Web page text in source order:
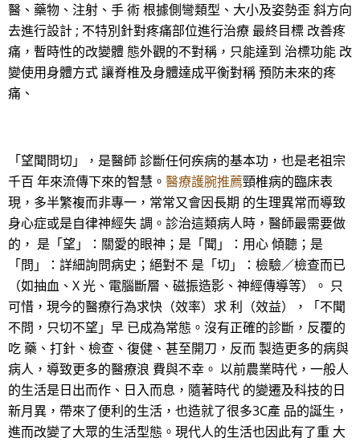
醫、藥物、注射、手 術 根據側彎類型、大小及姿勢歪 斜方向
去進行設計 ; 不特別針對疼痛部位進行治療 最終目標 改善疼
痛，暫時性的改變體 態外觀的不對稱，只能達到 治標功能 改
變使用身體方式 讓脊椎及身體達成平衡對稱 預防未來的疼
痛、
「望聞問切」，是醫師 診斷任何疾病的基本功，也是老祖宗
千百 年來流傳下來的智慧。 醫療護腕推薦頸椎病的臨床表
現，多半繁複而非專一，常常又會因長期 的生理異常而導致
身心症或是自律神經失 調。診治這類病人時，醫師最需要做
的， 是「望」：關愛的眼神；是「聞」：用心 傾聽；是
「問」：詳細詢問病史；絕對不 是「切」：檢驗／檢查而已
（如抽血、X 光、電腦斷層、磁振造影、神經傳導等）。 只
可惜，現今的醫療行為求快（效率）求 利（效益），「不聞
不問，只切不望」早 已成為常態。沒有正確的診斷，反覆的
吃 藥、打針、檢查、復健、甚至開刀，反而 製造更多的病與
病人，導致更多的醫療浪 費與不幸。 以前農業時代，一般人
的生活是日出而作、日入而息，隨著時代 的變遷及科技的日
新月異，帶來了便利的生活，也造就了很多3C產 品的誕生，
進而改變了大眾的生活型態。現代人的生活也因此有了重 大